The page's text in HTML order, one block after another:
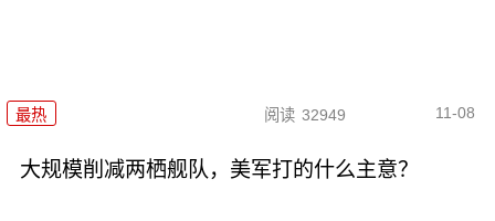
最热 阅读 32949 11-08
大规模削减两栖舰队，美军打的什么主意？